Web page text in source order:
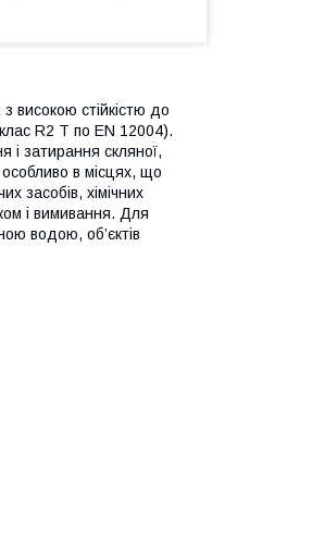
високою стійкістю до
R2 T по EN 12004).
і затирання скляної,
особливо в місцях, що
засобів, хімічних
і вимивання. Для
водою, об’єктів